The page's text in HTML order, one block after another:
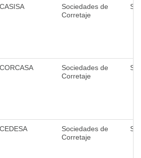
CASISA
Sociedades de
Corretaje
CORCASA
Sociedades de
Corretaje
CEDESA
Sociedades de
Corretaje